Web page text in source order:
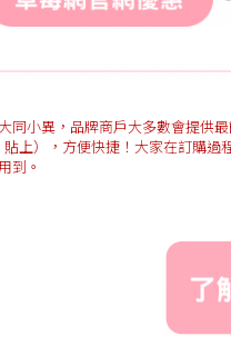
同小異，品牌商戶大多數會提供
貼上），方便快捷！大家在訂購過
到。